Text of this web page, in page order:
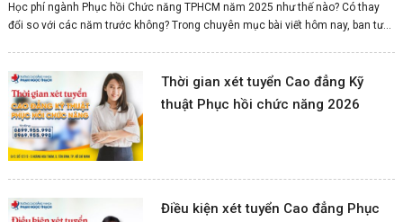
Học phí ngành Phục hồi Chức năng TPHCM năm 2025 như thế nào? Có thay
đổi so với các năm trước không? Trong chuyên mục bài viết hôm nay, ban tư...
Thời gian xét tuyển Cao đẳng Kỹ
thuật Phục hồi chức năng 2026
Điều kiện xét tuyển Cao đẳng Phục